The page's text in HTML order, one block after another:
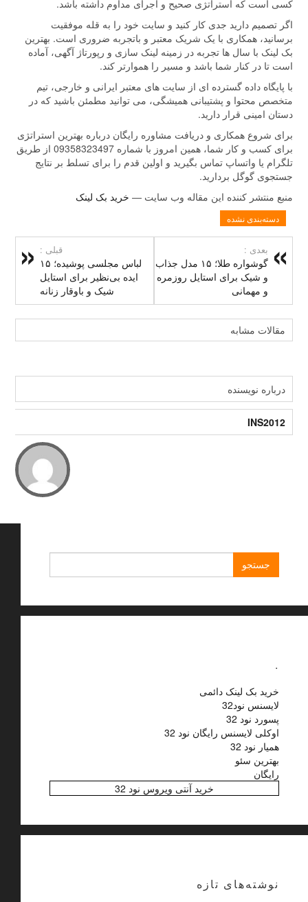
کسی است که استراتژی صحیح و اجرای مداوم داشته باشد.
اگر تصمیم دارید جدی کار کنید و سایت خود را به قله موفقیت
برسانید، همکاری با یک شریک معتبر و باتجربه ضروری است. بهترین
بک لینک با سال ها تجربه در زمینه لینک سازی و رپورتاژ آگهی، آماده
است تا در کنار شما باشد و مسیر را هموارتر کند.
با پایگاه داده گسترده ای از سایت های معتبر ایرانی و خارجی، تیم
متخصص محتوا و پشتیبانی همیشگی، می توانید مطمئن باشید که در
دستان امینی قرار دارید.
برای شروع همکاری و دریافت مشاوره رایگان درباره بهترین استراتژی
برای کسب و کار شما، همین امروز با شماره 09358323497 از طریق
تلگرام یا واتساپ تماس بگیرید و اولین قدم را برای تسلط بر نتایج
جستجوی گوگل بردارید.
منبع منتشر کننده این مقاله وب سایت — خرید بک لینک
دسته‌بندی نشده
قبلی :
لباس مجلسی پوشیده؛ ۱۵
ایده بی‌نظیر برای استایل
شیک و باوقار زنانه
بعدی :
گوشواره طلا؛ ۱۵ مدل جذاب
و شیک برای استایل روزمره
و مهمانی
مقالات مشابه
درباره نویسنده
INS2012
برای:
خرید بک لینک دائمی
لایسنس نود32
پسورد نود 32
اوکلی لایسنس رایگان نود 32
همیار نود 32
بهترین سئو
رایگان
خرید آنتی ویروس نود 32
نوشته‌های تازه